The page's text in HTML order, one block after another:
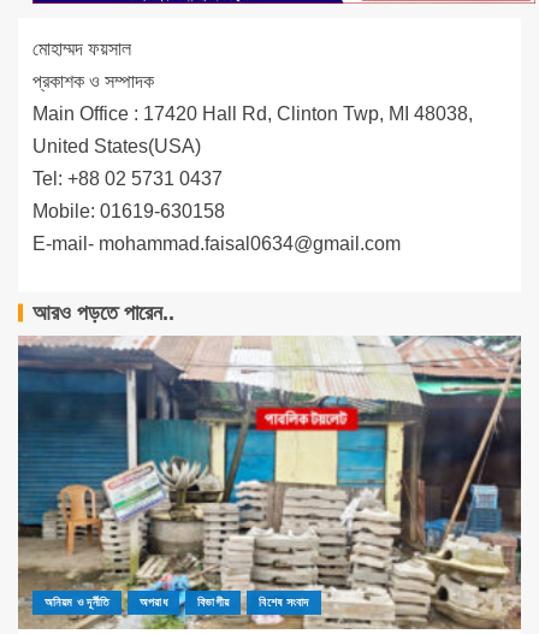
মোহাম্মদ ফয়সাল
প্রকাশক ও সম্পাদক
Main Office : 17420 Hall Rd, Clinton Twp, MI 48038,
United States(USA)
Tel: +88 02 5731 0437
Mobile: 01619-630158
E-mail- mohammad.faisal0634@gmail.com
আরও পড়তে পারেন..
অনিয়ম ও দূর্নীতি অপরাধ বিভাগীয় বিশেষ সংবাদ